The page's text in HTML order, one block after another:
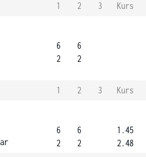
1 2 3
Kurs
6
2
6
2
1 2 3
Kurs
6
2
6
2
1.45
2.48